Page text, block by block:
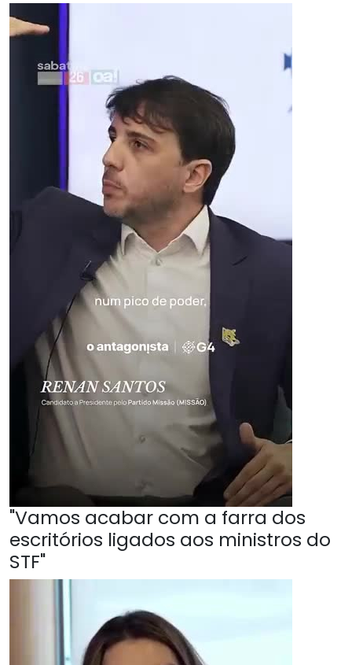
"Vamos acabar com a farra dos
escritórios ligados aos ministros do
STF"